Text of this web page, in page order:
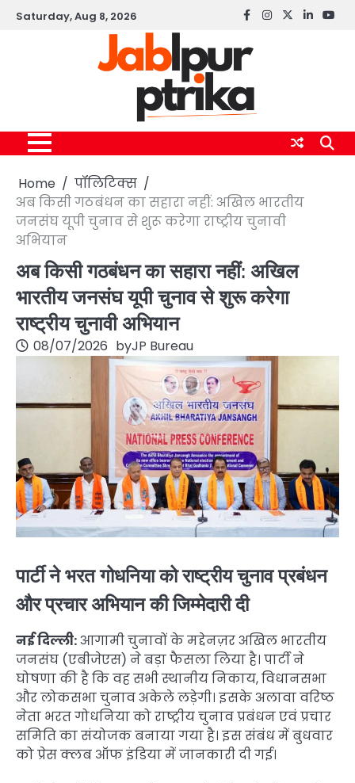
SkipSaturday, Aug 8, 2026 Facebook
instagram
twitterlinkedin
Home
पॉलिटिक्स
अब किसी गठबंधन का सहारा नहीं: अखिल भारतीय
जनसंघ यूपी चुनाव से शुरू करेगा राष्ट्रीय चुनावी
अभियान
अब किसी गठबंधन का सहारा नहीं: अखिल
भारतीय जनसंघ यूपी चुनाव से शुरू करेगा
राष्ट्रीय चुनावी अभियान
08/07/2026 byJP Bureau
पार्टी ने भरत गोधनिया को राष्ट्रीय चुनाव प्रबंधन
और प्रचार अभियान की जिम्मेदारी दी
नई दिल्ली:आगामी चुनावों के मद्देनज़र अखिल भारतीय
जनसंघ (एबीजेएस) ने बड़ा फैसला लिया है। पार्टी ने
घोषणा की है कि वह सभी स्थानीय निकाय, विधानसभा
और लोकसभा चुनाव अकेले लड़ेगी। इसके अलावा वरिष्ठ
नेता भरत गोधनिया को राष्ट्रीय चुनाव प्रबंधन एवं प्रचार
समिति का संयोजक बनाया गया है। इस संबंध में बुधवार
को प्रेस क्लब ऑफ इंडिया में जानकारी दी गई।